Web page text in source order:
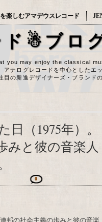
楽しむアマデウスレコード
☃ブロ
you may enjoy the classical
ナログレコードを中心としたエ
の新進デザイナーズ・ブランド
（1975年）。
みと彼の音楽人
0
邦の社会主義の歩みと彼の音楽